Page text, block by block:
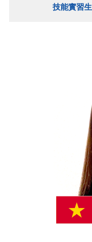
技能實習生